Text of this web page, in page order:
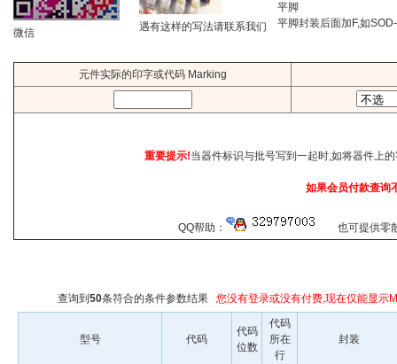
微信 遇有这样的写法请联系我们
平脚
平脚封装后面加F,如
元件实际的印字或代码 Marking
重要提示!当器件标识与批号写到一起时,如将器件上
如果会员付款查询
QQ帮助： 也可提供零
查询到 50条符合的条件参数结果 您没有登录或没有付费,现在仅能显示
型号 代码
代码
位数
代码
所在
行
封装